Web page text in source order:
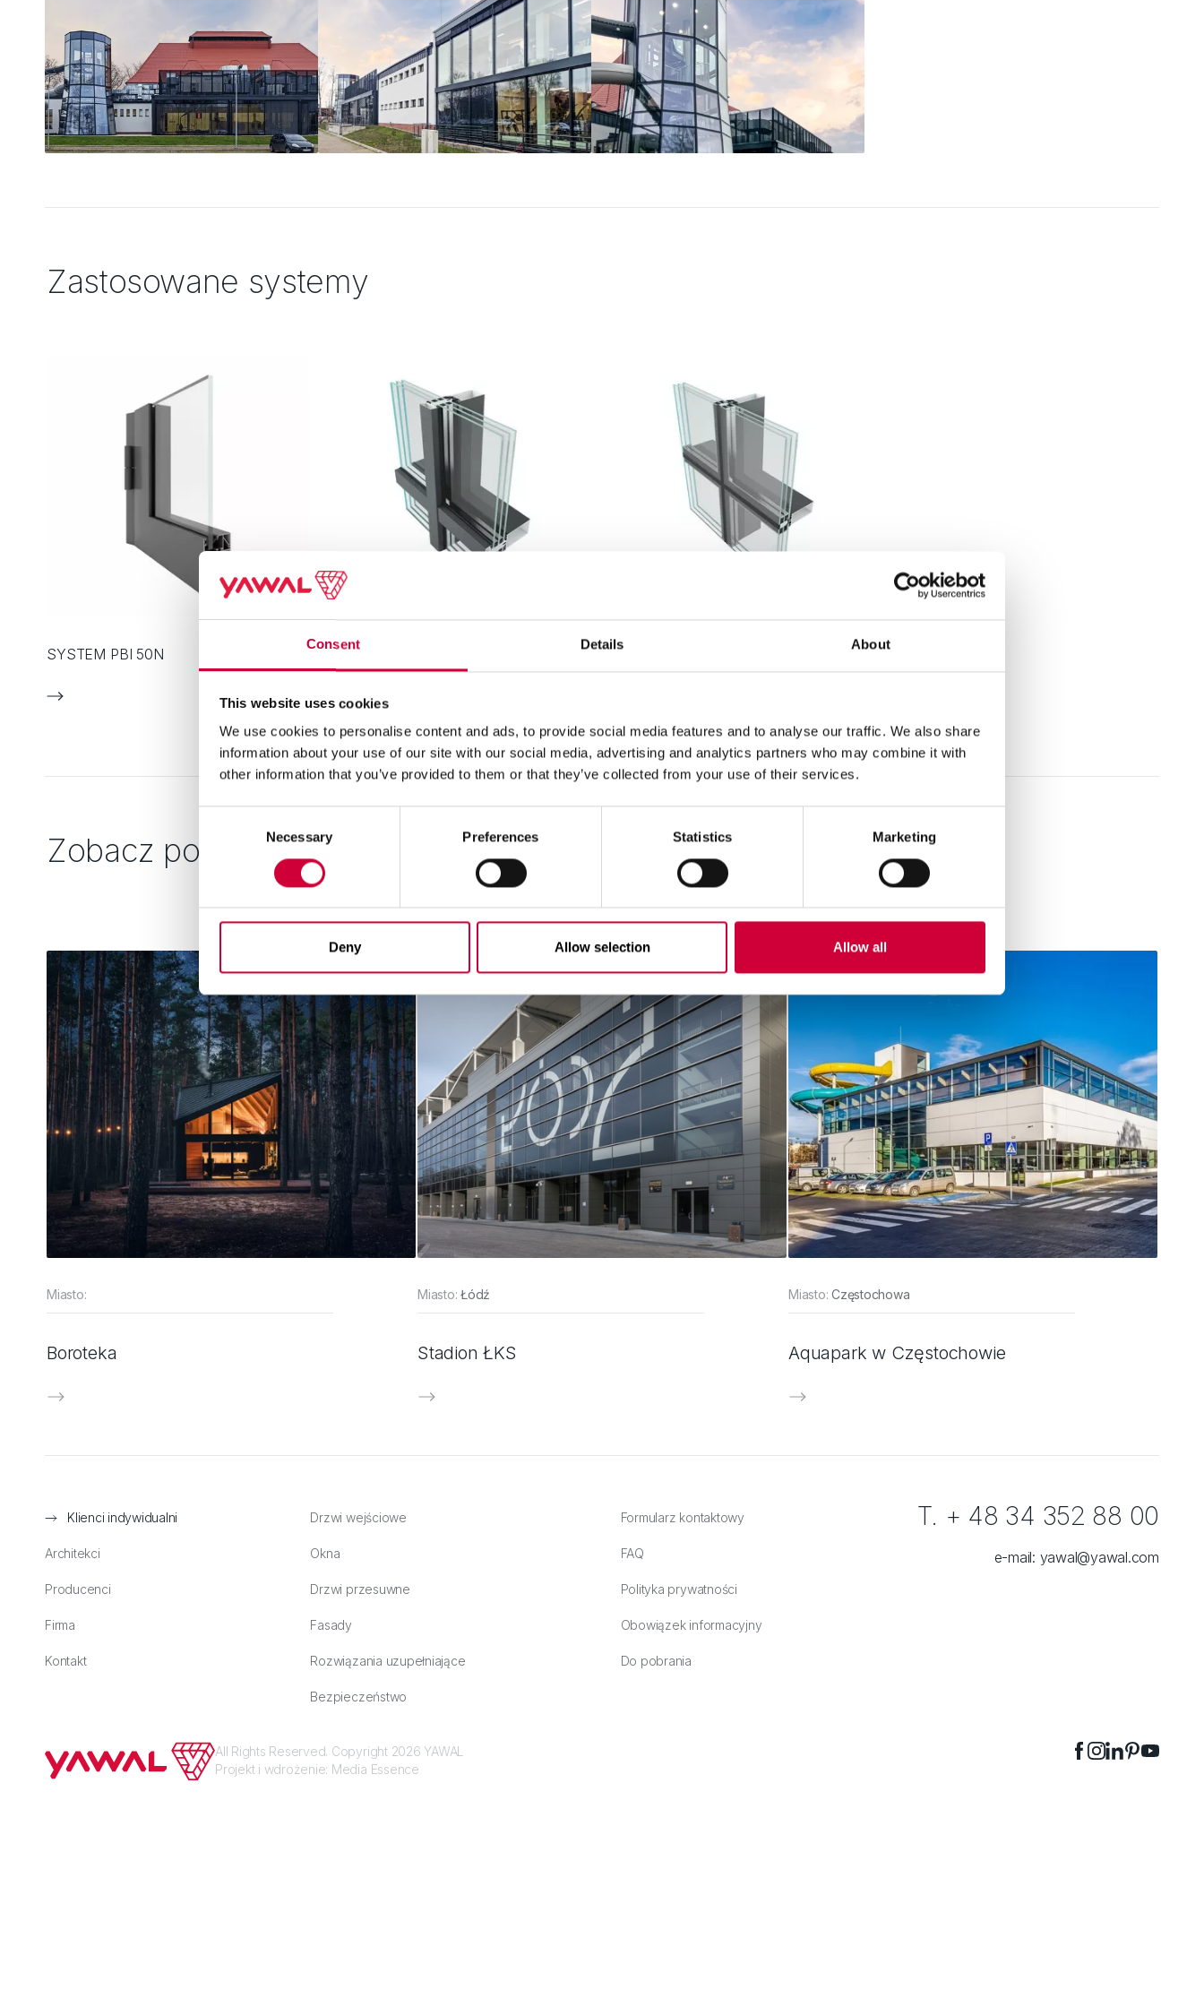
Consent Details About
This website uses cookies
We use cookies to personalise content and ads, to provide social media features and to analyse our traffic. We also share
information about your use of our site with our social media, advertising and analytics partners who may combine it with
other information that you’ve provided to them or that they’ve collected from your use of their services.
Necessary Preferences Statistics Marketing
Deny Allow selection Allow all
Zastosowane systemy
SYSTEM PBI 50N SYSTEM FA 50N HI SYSTEM FA 50N SL
Zobacz podobne
Miasto:
Boroteka
Miasto:Łódź
Stadion ŁKS
Miasto:Częstochowa
Aquapark w Częstochowie
Klienci indywidualni
Architekci
Producenci
Firma
Kontakt
Drzwi wejściowe
Okna
Drzwi przesuwne
Fasady
Rozwiązania uzupełniające
Bezpieczeństwo
Formularz kontaktowy
FAQ
Polityka prywatności
Obowiązek informacyjny
Do pobrania
T. + 48 34 352 88 00
e-mail: yawal@yawal.com
All Rights Reserved. Copyright 2026 YAWAL
Projekt i wdrożenie: Media Essence